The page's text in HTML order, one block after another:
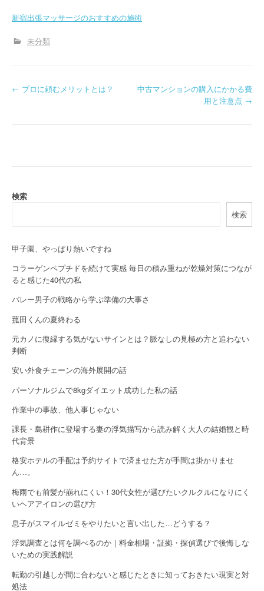
新宿出張マッサージのおすすめの施術
未分類
P
a
i
g
a
t
i
o
n
← プロに頼むメリットとは？
中古マンションの購入にかかる費
用と注意点 →
検索
検索
甲子園、やっぱり熱いですね
コラーゲンペプチドを続けて実感 毎日の積み重ねが乾燥対策につなが
ると感じた40代の私
バレー男子の戦略から学ぶ準備の大事さ
菰田くんの夏終わる
元カノに復縁する気がないサインとは？脈なしの見極め方と追わない
判断
安い外食チェーンの海外展開の話
パーソナルジムで8kgダイエット成功した私の話
作業中の事故、他人事じゃない
課長・島耕作に登場する妻の浮気描写から読み解く大人の結婚観と時
代背景
格安ホテルの手配は予約サイトで済ませた方が手間は掛かりませ
ん…。
梅雨でも前髪が崩れにくい！30代女性が選びたいクルクルになりにく
いヘアアイロンの選び方
息子がスマイルゼミをやりたいと言い出した…どうする？
浮気調査とは何を調べるのか｜料金相場・証拠・探偵選びで後悔しな
いための実践解説
転勤の引越しが間に合わないと感じたときに知っておきたい現実と対
処法